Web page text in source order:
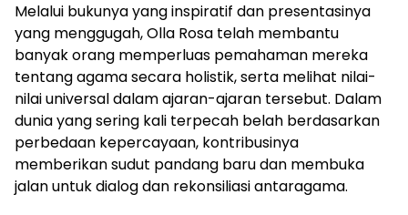
Melalui bukunya yang inspiratif dan presentasinya
yang menggugah, Olla Rosa telah membantu
banyak orang memperluas pemahaman mereka
tentang agama secara holistik, serta melihat nilai-
nilai universal dalam ajaran-ajaran tersebut. Dalam
dunia yang sering kali terpecah belah berdasarkan
perbedaan kepercayaan, kontribusinya
memberikan sudut pandang baru dan membuka
jalan untuk dialog dan rekonsiliasi antaragama.